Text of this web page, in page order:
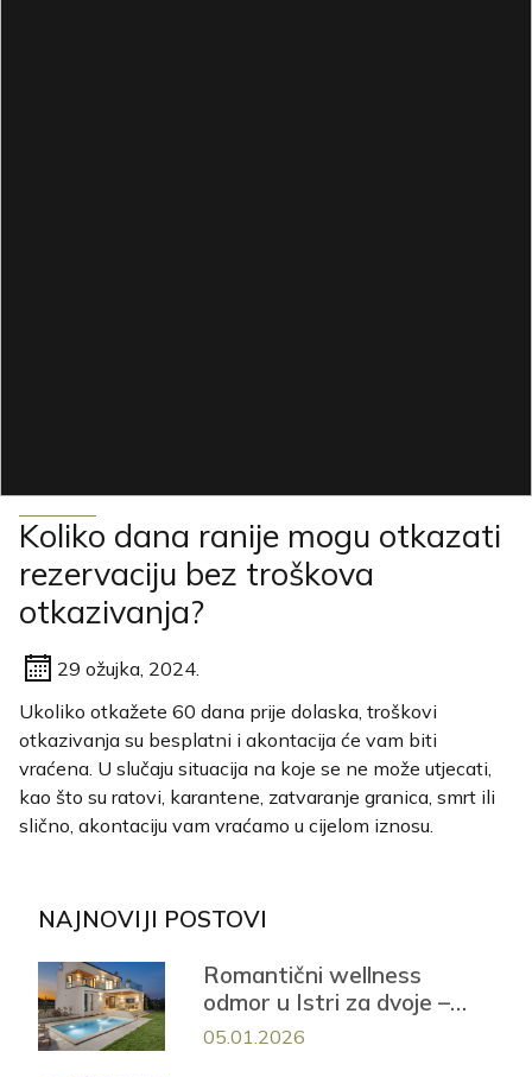
Koliko dana ranije mogu otkazati
rezervaciju bez troškova
otkazivanja?
29 ožujka, 2024.
Ukoliko otkažete 60 dana prije dolaska, troškovi
otkazivanja su besplatni i akontacija će vam biti
vraćena. U slučaju situacija na koje se ne može utjecati,
kao što su ratovi, karantene, zatvaranje granica, smrt ili
slično, akontaciju vam vraćamo u cijelom iznosu.
NAJNOVIJI POSTOVI
Romantični wellness
odmor u Istri za dvoje –
Casa Mayren s privatnom
05.01.2026